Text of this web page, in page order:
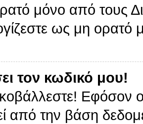
μόνο από τους
ως μη ορατό
τον κωδικό μου!
Εφόσον
από την βάση